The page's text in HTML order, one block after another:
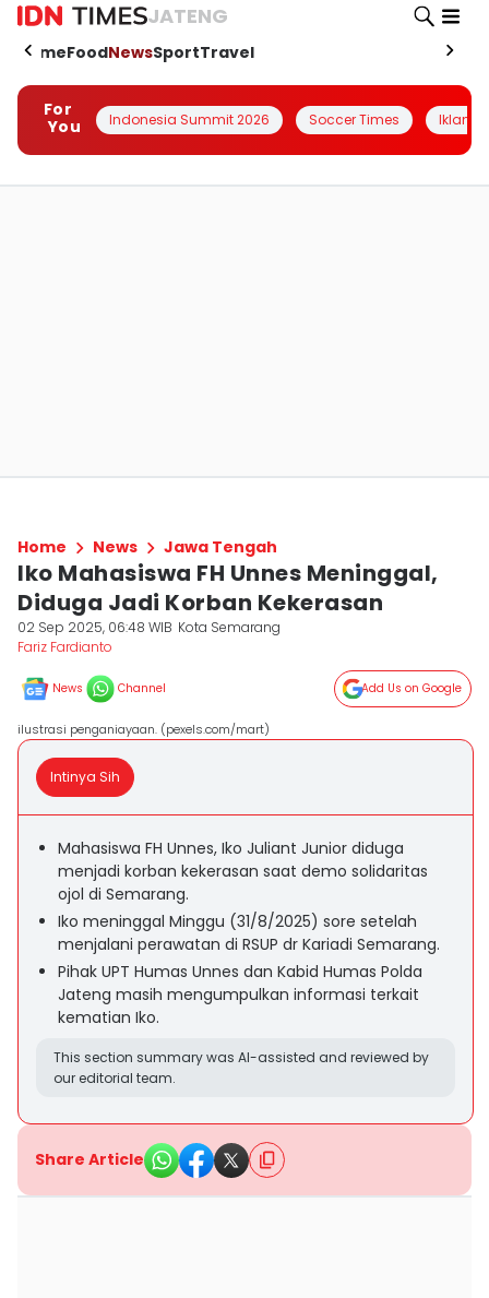
JATENG
HomeFoodNewsSportTravel
For
You
Indonesia Summit 2026 Soccer Times Iklanin
Home News Jawa Tengah
Iko Mahasiswa FH Unnes Meninggal,
Diduga Jadi Korban Kekerasan
02 Sep 2025, 06:48 WIB Kota Semarang
Fariz Fardianto
News Channel Add Us on Google
ilustrasi penganiayaan. (pexels.com/mart)
Intinya Sih
Mahasiswa FH Unnes, Iko Juliant Junior diduga
menjadi korban kekerasan saat demo solidaritas
ojol di Semarang.
Iko meninggal Minggu (31/8/2025) sore setelah
menjalani perawatan di RSUP dr Kariadi Semarang.
Pihak UPT Humas Unnes dan Kabid Humas Polda
Jateng masih mengumpulkan informasi terkait
kematian Iko.
This section summary was AI-assisted and reviewed by
our editorial team.
Share Article